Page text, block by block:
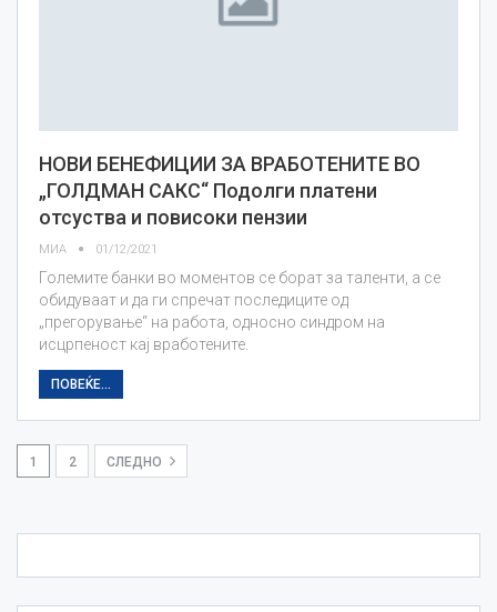
НОВИ БЕНЕФИЦИИ ЗА ВРАБОТЕНИТЕ ВО
„ГОЛДМАН САКС“ Подолги платени
отсуства и повисоки пензии
МИА 01/12/2021
Големите банки во моментов се борат за таленти, а се
обидуваат и да ги спречат последиците од
„прегорување“ на работа, односно синдром на
исцрпеност кај вработените.
ПОВЕЌЕ...
1 2 СЛЕДНО